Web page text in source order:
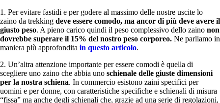
1. Per evitare fastidi e per godere al massimo delle nostre uscite lo
zaino da trekking deve essere comodo, ma ancor di più deve avere il
giusto peso. A pieno carico quindi il peso complessivo dello zaino non
dovrebbe superare il 15% del nostro peso corporeo. Ne parliamo in
maniera più approfondita in questo articolo.
2. Un’altra attenzione importante per essere comodi è quella di
scegliere uno zaino che abbia uno schienale delle giuste dimensioni
per la nostra schiena. In commercio esistono zaini specifici per
uomini e per donne, con caratteristiche specifiche e schienali di misura
“fissa” ma anche degli schienali che, grazie ad una serie di regolazioni,